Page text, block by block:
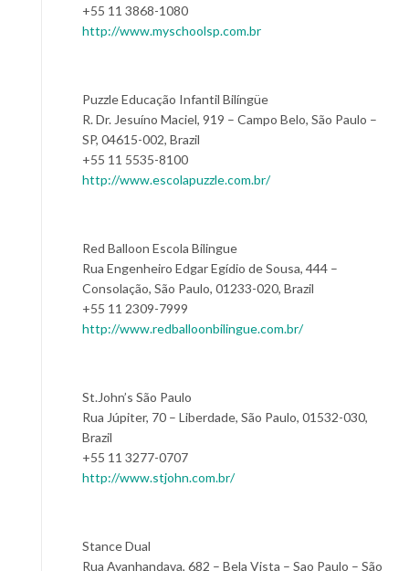
+55 11 3868-1080
http://www.myschoolsp.com.br
Puzzle Educação Infantil Bilíngüe
R. Dr. Jesuíno Maciel, 919 – Campo Belo, São Paulo –
SP, 04615-002, Brazil
+55 11 5535-8100
http://www.escolapuzzle.com.br/
Red Balloon Escola Bilingue
Rua Engenheiro Edgar Egídio de Sousa, 444 –
Consolação, São Paulo, 01233-020, Brazil
+55 11 2309-7999
http://www.redballoonbilingue.com.br/
St.John’s São Paulo
Rua Júpiter, 70 – Liberdade, São Paulo, 01532-030,
Brazil
+55 11 3277-0707
http://www.stjohn.com.br/
Stance Dual
Rua Avanhandava, 682 – Bela Vista – Sao Paulo – São